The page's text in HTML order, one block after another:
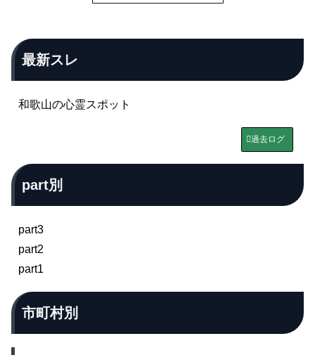
最新スレ
和歌山の心霊スポット
過去ログ
part別
part3
part2
part1
市町村別